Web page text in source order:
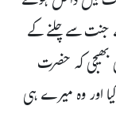
سے چلنے کے
بھیجی کہ حضرت
اور وہ میرے ہی